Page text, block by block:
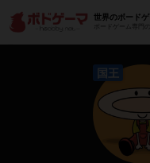
世界のボード
ボードゲーム専門
国王